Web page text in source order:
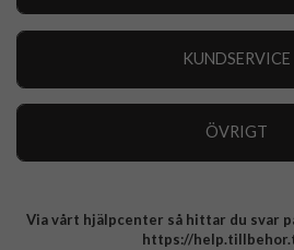
KUNDSERVICE
ÖVRIGT
Integritetspolicy
Via vårt hjälpcenter så hittar du svar
https://